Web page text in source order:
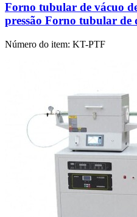
Forno tubular de vácuo
pressão Forno tubular de
Número do item: KT-PTF